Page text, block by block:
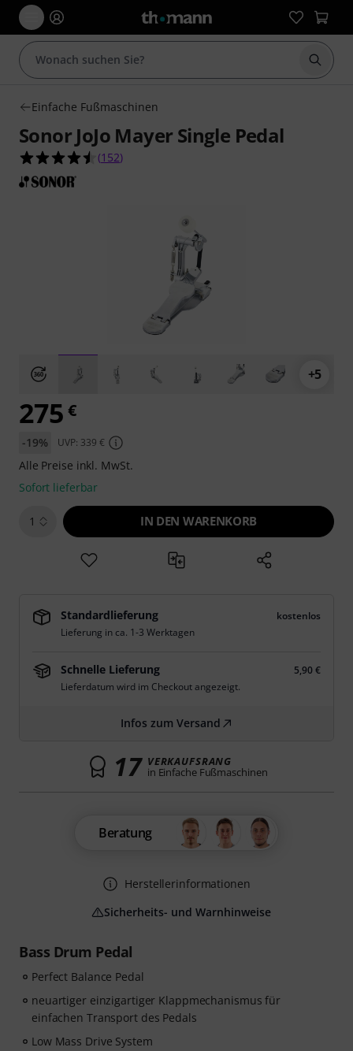
Suche
Einfache Fußmaschinen
Sonor JoJo Mayer Single Pedal
4.5 von 5 Sternen aus 152 Kundenbewertungen
(152)
+5
Bass Drum Pedal
Perfect Balance Pedal
neuartiger einzigartiger Klappmechanismus für
einfachen Transport des Pedals
Low Mass Drive System
275 €
-19% UVP: 339 €
Alle Preise inkl. MwSt.
Sofort lieferbar
1 IN DEN WARENKORB
Standardlieferung
kostenlos
Lieferung in ca. 1-3 Werktagen
Schnelle Lieferung
5,90 €
Lieferdatum wird im Checkout angezeigt.
Infos zum Versand
17 VERKAUFSRANG
in Einfache Fußmaschinen
Beratung
Herstellerinformationen
Sicherheits- und Warnhinweise